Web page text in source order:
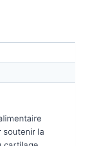
soutenir la